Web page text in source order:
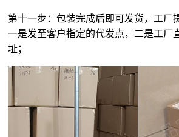
第十一步：包装完成后即可发货，工厂
一是发至客户指定的代发点，二是工厂
址；